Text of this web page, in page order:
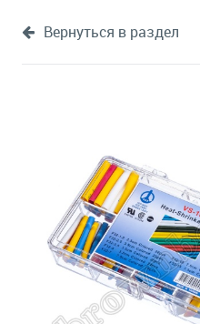
Вернуться в раздел